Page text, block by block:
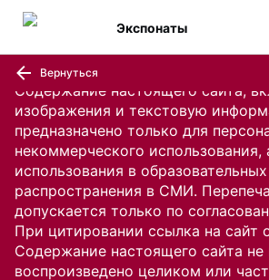
Содержание настоящего сайта,
изображения и текстовую
предназначено только для
некоммерческого использования,
использования в
распространения в СМИ.
допускается только по
При цитировании ссылка на сайт
Содержание настоящего сайта
воспроизведено целиком или
Экспонаты
Вернуться